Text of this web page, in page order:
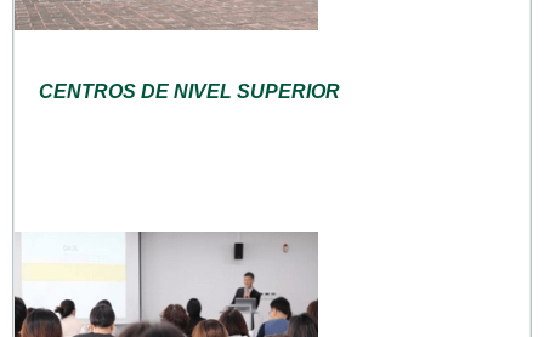
CENTROS DE NIVEL SUPERIOR